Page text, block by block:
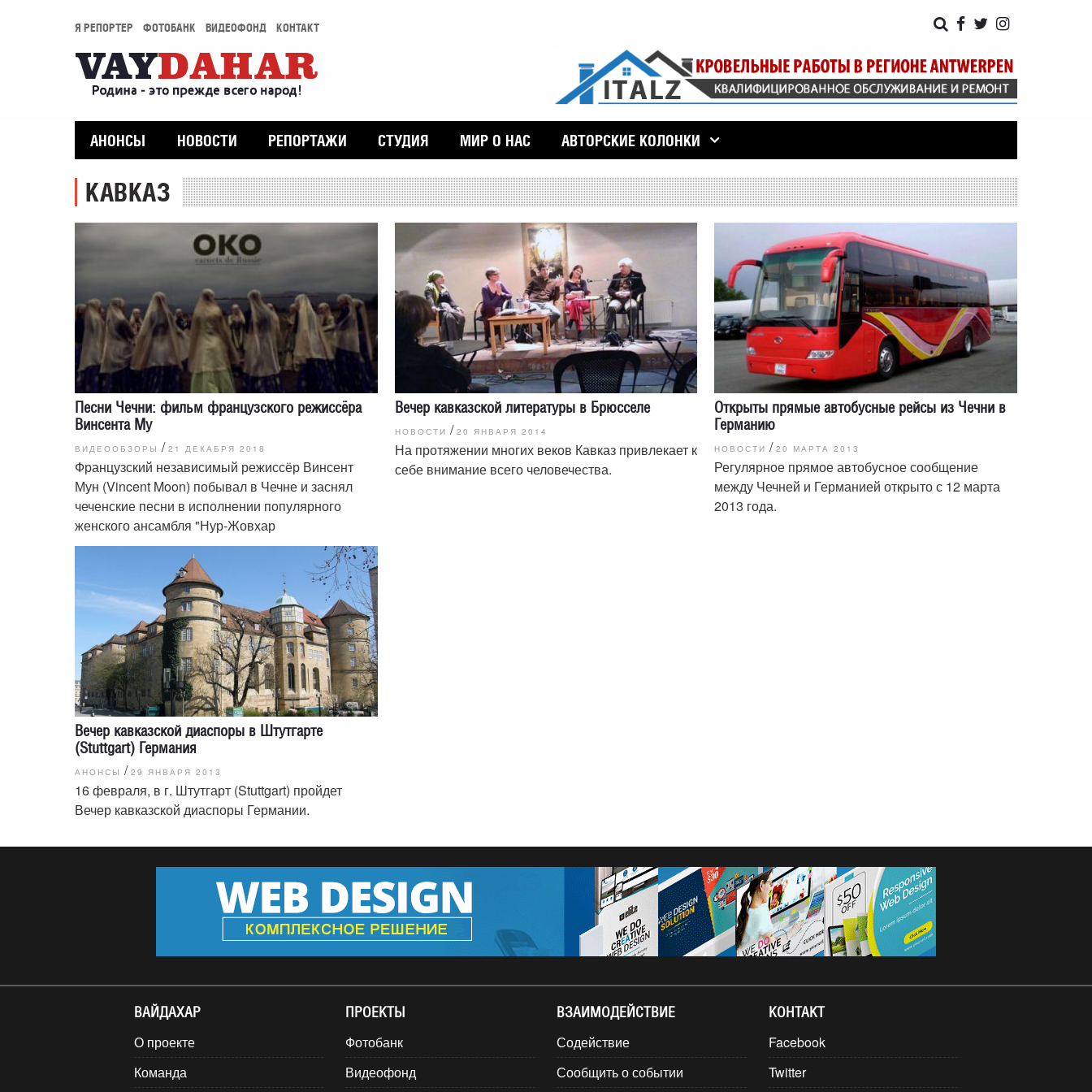
Я РЕПОРТЕР ФОТОБАНК ВИДЕОФОНД КОНТАКТ
АНОНСЫ НОВОСТИ РЕПОРТАЖИ СТУДИЯ МИР О НАС АВТОРСКИЕ КОЛОНКИ
КАВКАЗ
Песни Чечни: фильм французского режиссёра
Винсента Му
ВИДЕООБЗОРЫ / 21 ДЕКАБРЯ 2018
Французский независимый режиссёр Винсент
Мун (Vincent Moon) побывал в Чечне и заснял
чеченские песни в исполнении популярного
женского ансамбля "Нур-Жовхар
Вечер кавказской литературы в Брюсселе
НОВОСТИ / 20 ЯНВАРЯ 2014
На протяжении многих веков Кавказ привлекает к
себе внимание всего человечества.
Открыты прямые автобусные рейсы из Чечни в
Германию
НОВОСТИ /20 МАРТА 2013
Регулярное прямое автобусное сообщение
между Чечней и Германией открыто с 12 марта
2013 года.
Вечер кавказской диаспоры в Штутгарте
(Stuttgart) Германия
АНОНСЫ / 29 ЯНВАРЯ 2013
16 февраля, в г. Штутгарт (Stuttgart) пройдет
Вечер кавказской диаспоры Германии.
ВАЙДАХАР
О проекте
Команда
ПРОЕКТЫ
Фотобанк
Видеофонд
ВЗАИМОДЕЙСТВИЕ
Содействие
Сообщить о событии
КОНТАКТ
Facebook
Twitter